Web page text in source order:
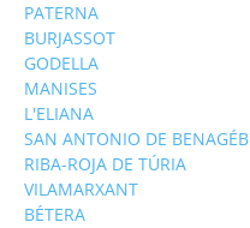
PATERNA
BURJASSOT
GODELLA
MANISES
L'ELIANA
SAN ANTONIO DE
RIBA-ROJA DE TÚRIA
VILAMARXANT
BÉTERA